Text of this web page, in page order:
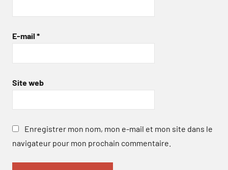
E-mail *
Site web
Enregistrer mon nom, mon e-mail et mon site dans le
navigateur pour mon prochain commentaire.